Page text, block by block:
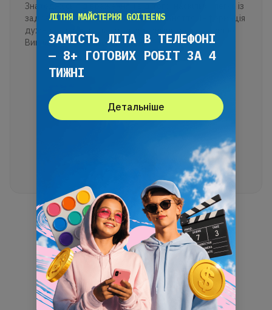
Знаходжусь під враженням від того, наскільки легко із
задоволенням дитина проходить заняття. Інформація
дуже доступно подається, дитині цікаво і зрозуміло.
Викладання на високому рівні!
ЛІТНЯ МАЙСТЕРНЯ GOITEENS
ЗАМІСТЬ ЛІТА В ТЕЛЕФОНІ
— 8+ ГОТОВИХ РОБІТ ЗА 4
ТИЖНІ
Детальніше